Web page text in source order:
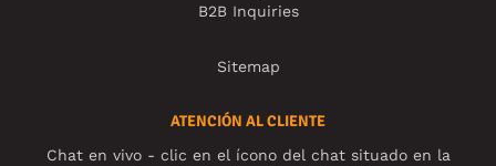
B2B Inquiries
Sitemap
ATENCIÓN AL CLIENTE
Chat en vivo - clic en el ícono del chat situado en la